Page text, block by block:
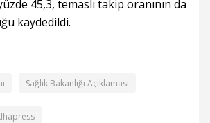
45,3, temaslı takip oranının da
kaydedildi.
Sağlık Bakanlığı Açıklaması